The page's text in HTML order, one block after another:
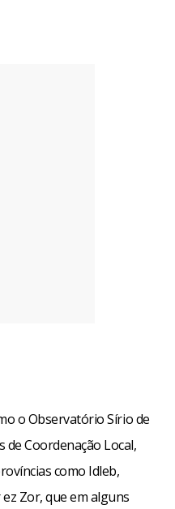
o Observatório Sírio de
Coordenação Local,
como Idleb,
Zor, que em alguns